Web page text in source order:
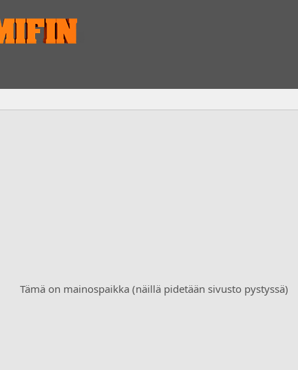
Tämä on mainospaikka (näillä pidetään sivusto pystyssä)